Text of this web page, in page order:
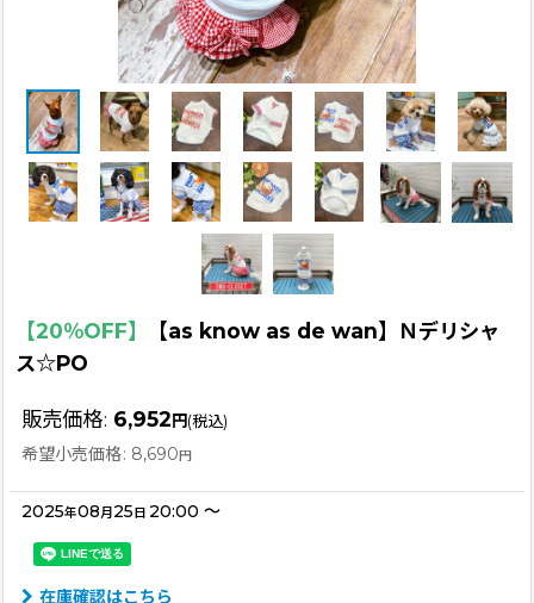
【20％OFF】
【as know as de wan】Ｎデリシャ
ス☆PO
販売価格: 6,952円(税込)
希望小売価格: 8,690円
2025年08月 25日 20:00 ～
在庫確認はこちら